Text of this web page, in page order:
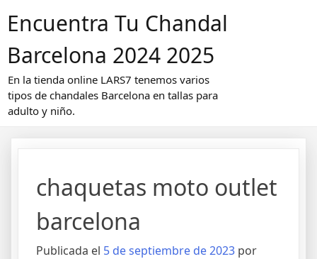
Encuentra Tu Chandal
Barcelona 2024 2025
En la tienda online LARS7 tenemos varios
tipos de chandales Barcelona en tallas para
adulto y niño.
chaquetas moto outlet
barcelona
Publicada el 5 de septiembre de 2023 por